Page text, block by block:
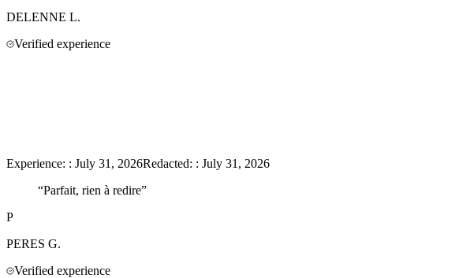
DELENNE L.
Verified experience
Experience: : July 31, 2026Redacted: : July 31, 2026
“Parfait, rien à redire”
P
PERES G.
Verified experience